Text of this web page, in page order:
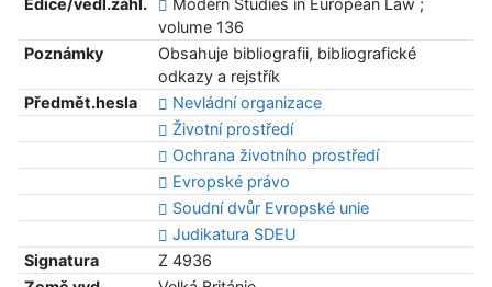
Edice/vedl.záhl.
Modern Studies in European Law ;
volume 136
Poznámky
Obsahuje bibliografii, bibliografické
odkazy a rejstřík
Předmět.hesla
Nevládní organizace
Životní prostředí
Ochrana životního prostředí
Evropské právo
Soudní dvůr Evropské unie
Judikatura SDEU
Signatura
Z 4936